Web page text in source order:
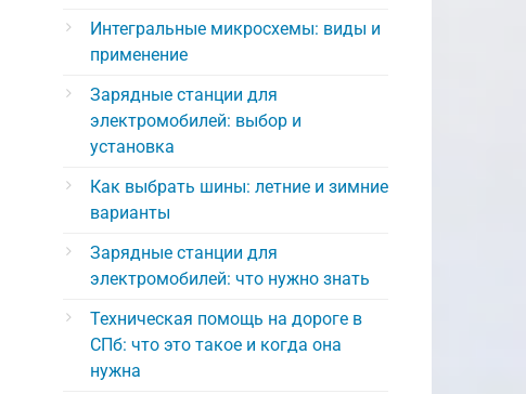
Интегральные микросхемы: виды и
применение
Зарядные станции для
электромобилей: выбор и
установка
Как выбрать шины: летние и зимние
варианты
Зарядные станции для
электромобилей: что нужно знать
Техническая помощь на дороге в
СПб: что это такое и когда она
нужна